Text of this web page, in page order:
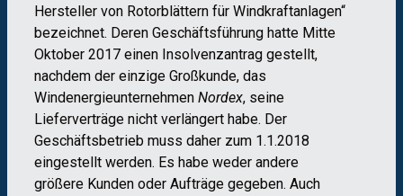
Hersteller von Rotorblättern für Windkraftanlagen“
bezeichnet. Deren Geschäftsführung hatte Mitte
Oktober 2017 einen Insolvenzantrag gestellt,
nachdem der einzige Großkunde, das
Windenergieunternehmen Nordex, seine
Lieferverträge nicht verlängert habe. Der
Geschäftsbetrieb muss daher zum 1.1.2018
eingestellt werden. Es habe weder andere
größere Kunden oder Aufträge gegeben. Auch